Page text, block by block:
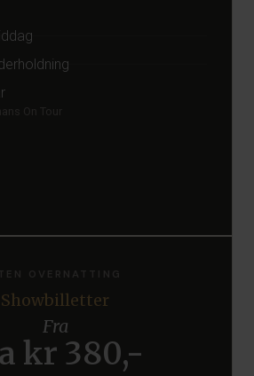
Showbilletter
Fra
kr 380,-